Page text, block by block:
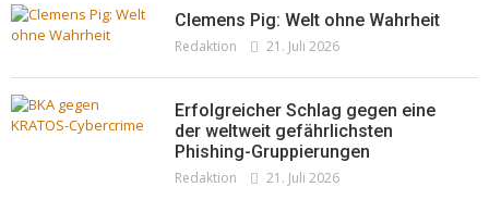
Clemens Pig: Welt ohne Wahrheit
Redaktion 21. Juli 2026
Erfolgreicher Schlag gegen eine
der weltweit gefährlichsten
Phishing-Gruppierungen
Redaktion 21. Juli 2026